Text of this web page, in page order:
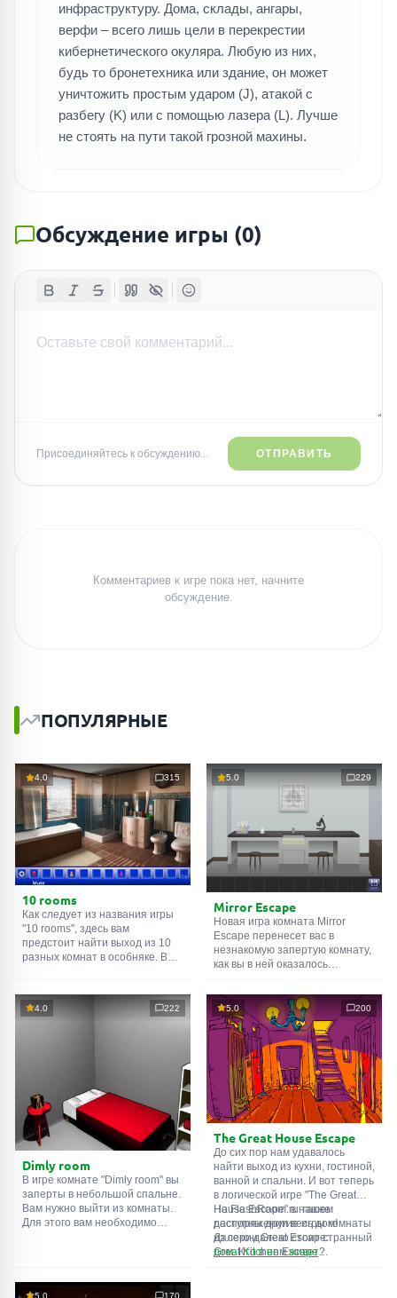
инфраструктуру. Дома, склады, ангары,
верфи – всего лишь цели в перекрестии
кибернетического окуляра. Любую из них,
будь то бронетехника или здание, он может
уничтожить простым ударом (J), атакой с
разбегу (K) или с помощью лазера (L). Лучше
не стоять на пути такой грозной махины.
Обсуждение игры (0)
Присоединяйтесь к обсуждению... ОТПРАВИТЬ
Комментариев к игре пока нет, начните
обсуждение.
ПОПУЛЯРНЫЕ
4.0 315
10 rooms
Как следует из названия игры
"10 rooms", здесь вам
предстоит найти выход из 10
разных комнат в особняке. В
их, чтобы выйти. Выход из
одной комнаты является
5.0 229
Mirror Escape
Новая игра комната Mirror
Escape перенесет вас в
незнакомую запертую комнату,
как вы в ней оказалось
смекалки попробуйте решить
все, приготовленные авторами
для вас, головоломки и найти
выход на свободу.
Внимательно осмотрите
помещение, возможно вы
сможете найти какие-нибудь
подсказки. Желаем удачи!
4.0 222
Dimly room
В игре комнате "Dimly room" вы
заперты в небольшой спальне.
Вам нужно выйти из комнаты.
Для этого вам необходимо
5.0 200
The Great House Escape
До сих пор нам удавалось
найти выход из кухни, гостиной,
ванной и спальни. И вот теперь
в логической игре "The Great
House Escape" в нашем
распоряжении весь дом!
Далеко-далеко стоит странный
дом. Кто в нем живет?
На FlashRoom.ru также
доступны другие игры комнаты
из серии Great Escape:
Great Kitchen Escape
5.0 170